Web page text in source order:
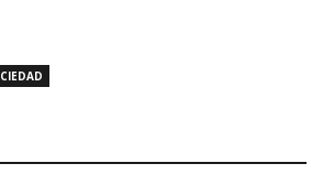
a Écija al Día
mundial